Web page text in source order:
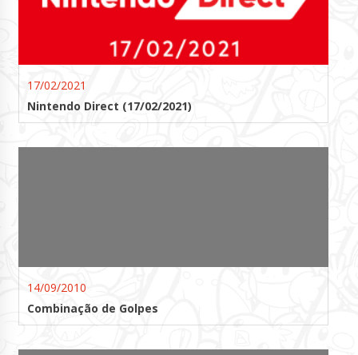
17/02/2021
Nintendo Direct (17/02/2021)
14/09/2010
Combinação de Golpes